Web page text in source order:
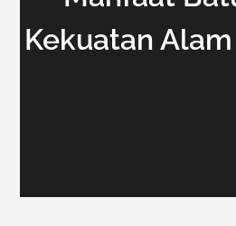
Kekuatan